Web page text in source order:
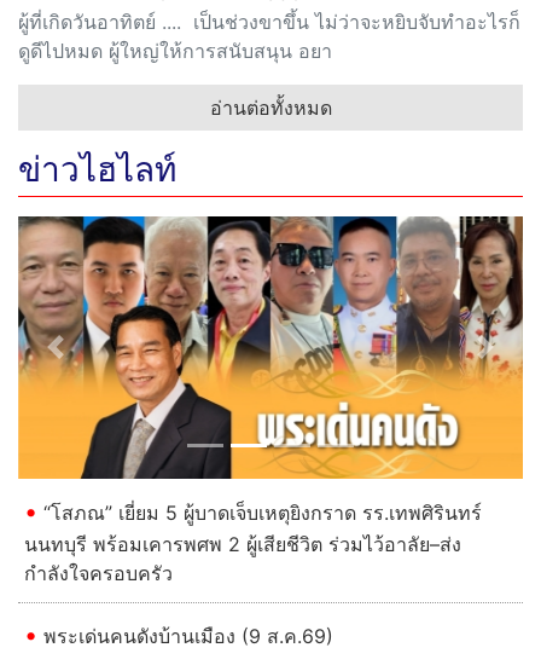
ผู้ที่เกิดวันอาทิตย์ .... เป็นช่วงขาขึ้น ไม่ว่าจะหยิบจับทำอะไรก็
ดูดีไปหมด ผู้ใหญ่ให้การสนับสนุน อยา
อ่านต่อทั้งหมด
ข่าวไฮไลท์
Previous Next
“โสภณ” เยี่ยม 5 ผู้บาดเจ็บเหตุยิงกราด รร.เทพศิรินทร์
นนทบุรี พร้อมเคารพศพ 2 ผู้เสียชีวิต ร่วมไว้อาลัย–ส่ง
กำลังใจครอบครัว
พระเด่นคนดังบ้านเมือง (9 ส.ค.69)